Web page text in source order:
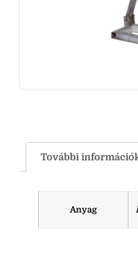
További
Anyag